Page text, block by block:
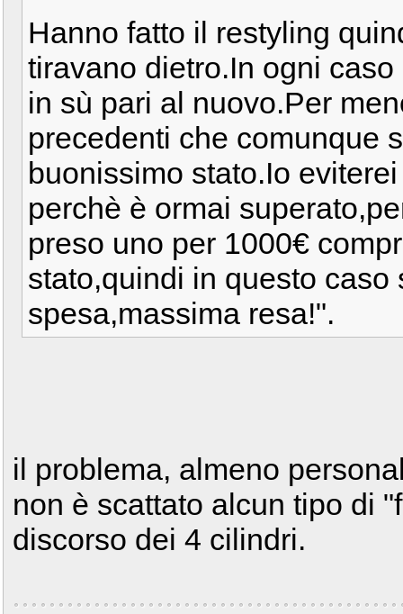
Hanno fatto il restyling
tiravano dietro.In ogni
in sù pari al nuovo.Per
precedenti che comunque
buonissimo stato.Io
perchè è ormai
preso uno per 1000€
stato,quindi in questo caso
spesa,massima resa!".
il problema, almeno
non è scattato alcun tipo di
discorso dei 4 cilindri.